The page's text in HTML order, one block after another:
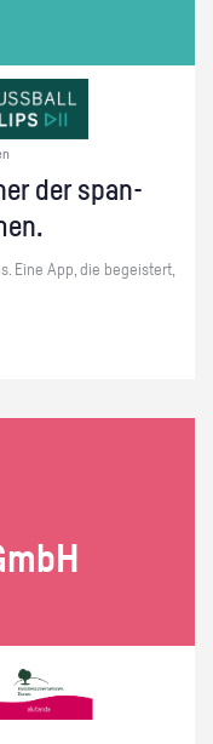
der span­
Eine App, die be­geis­tert,